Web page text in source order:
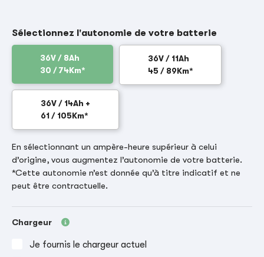
Sélectionnez l'autonomie de votre batterie
36V / 8Ah
30 / 74Km*
36V / 11Ah
45 / 89Km*
36V / 14Ah +
61 / 105Km*
En sélectionnant un ampère-heure supérieur à celui
d’origine, vous augmentez l’autonomie de votre batterie.
*Cette autonomie n’est donnée qu’à titre indicatif et ne
peut être contractuelle.
Chargeur
Je fournis le chargeur actuel